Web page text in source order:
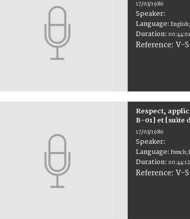
17/03/1986
Speaker:
Language:
Duration: 00:44:01
Reference:V-
Respect,
B-01] et [suite
17/03/1986
Speaker:
Language:French;
Duration: 00:44:12
Reference:V-